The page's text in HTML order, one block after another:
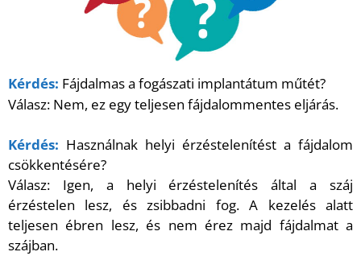
Kérdés: Fájdalmas a fogászati implantátum műtét?
Válasz: Nem, ez egy teljesen fájdalommentes eljárás.
Kérdés: Használnak helyi érzéstelenítést a fájdalom
csökkentésére?
Válasz: Igen, a helyi érzéstelenítés által a száj
érzéstelen lesz, és zsibbadni fog. A kezelés alatt
teljesen ébren lesz, és nem érez majd fájdalmat a
szájban.